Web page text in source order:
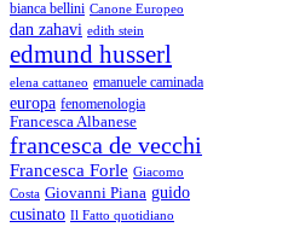
bianca bellini Canone Europeo
dan zahavi edith stein
edmund husserl
elena cattaneo emanuele caminada
europa fenomenologia
Francesca Albanese
francesca de vecchi
Francesca Forle Giacomo
Costa Giovanni Piana guido
cusinato Il Fatto quotidiano